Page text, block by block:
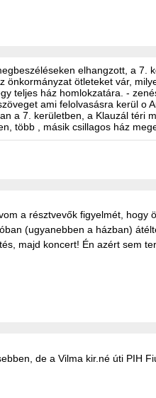
elhangzott, a
ötleteket vár,
teljes ház homlokzatára. -
ami felolvasásra kerül o
a 7. kerületben, a Klauzál téri
több , másik csillagos ház
a résztvevők figyelmét, hogy
(ugyanebben a házban)
majd koncert! Én azért sem
de a Vilma kir.né úti PIH